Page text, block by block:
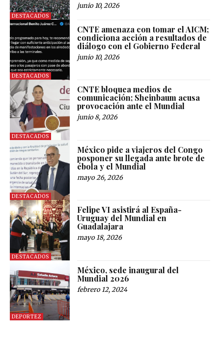
DESTACADOS
junio 10, 2026
DESTACADOS
CNTE amenaza con tomar el AICM;
condiciona acción a resultados de
diálogo con el Gobierno Federal
junio 10, 2026
DESTACADOS
CNTE bloquea medios de
comunicación; Sheinbaum acusa
provocación ante el Mundial
junio 8, 2026
DESTACADOS
México pide a viajeros del Congo
posponer su llegada ante brote de
ébola y el Mundial
mayo 26, 2026
DESTACADOS
Felipe VI asistirá al España-
Uruguay del Mundial en
Guadalajara
mayo 18, 2026
DEPORTEZ
México, sede inaugural del
Mundial 2026
febrero 12, 2024